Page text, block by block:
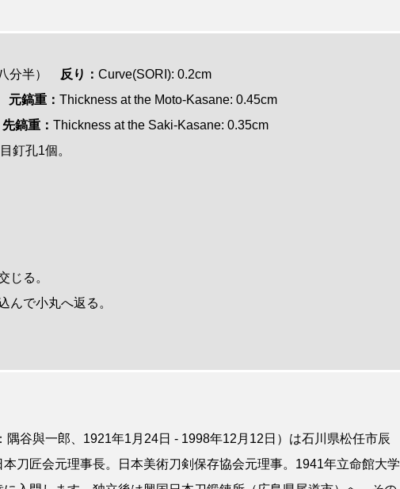
分半） 反り： Curve(SORI): 0.2cm
元鎬重： Thickness at the Moto-Kasane: 0.45cm
先鎬重： Thickness at the Saki-Kasane: 0.35cm
釘孔1個。
じる。
んで小丸へ返る。
谷與一郎、1921年1月24日 - 1998年12月12日）は石川県松任市辰
刀匠会元理事長。日本美術刀剣保存協会元理事。1941年立命館大学